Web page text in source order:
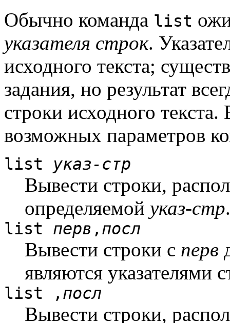
Обычно команда list
указателя строк.
исходного текста;
задания, но результат
строки исходного
возможных параметров
list указ-стр
Вывести строки,
определяемой указ-стр.
list перв , посл
Вывести строки с перв
являются указателями
list , посл
Вывести строки,